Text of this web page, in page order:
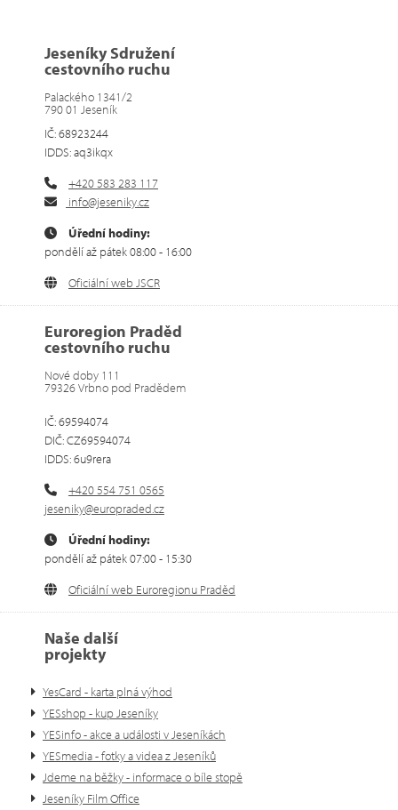
Jeseníky Sdružení
cestovního ruchu
Palackého 1341/2
790 01 Jeseník
IČ: 68923244
IDDS: aq3ikqx
+420 583 283 117
info@jeseniky.cz
Úřední hodiny:
pondělí až pátek 08:00 - 16:00
Oficiální web JSCR
Euroregion Praděd
cestovního ruchu
Nové doby 111
79326 Vrbno pod Pradědem
IČ: 69594074
DIČ: CZ69594074
IDDS: 6u9rera
+420 554 751 0565
jeseniky@europraded.cz
Úřední hodiny:
pondělí až pátek 07:00 - 15:30
Oficiální web Euroregionu Praděd
Naše další
projekty
YesCard - karta plná výhod
YESshop - kup Jeseníky
YESinfo - akce a události v Jeseníkách
YESmedia - fotky a videa z Jeseníků
Jdeme na běžky - informace o bíle stopě
Jeseníky Film Office